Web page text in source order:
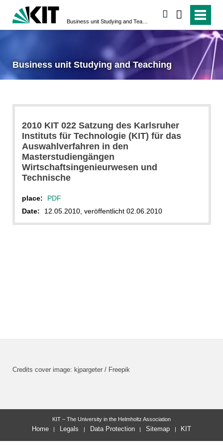
Business unit Studying and Teaching
2010 KIT 022 Satzung des Karlsruher
Instituts für Technologie (KIT) für das
Auswahlverfahren in den
Masterstudiengängen
Wirtschaftsingenieurwesen und
Technische
place:
PDF
Date:
12.05.2010, veröffentlicht 02.06.2010
Credits cover image: kjpargeter / Freepik
KIT – The University in the Helmholtz Association
Home Legals Data Protection Sitemap KIT